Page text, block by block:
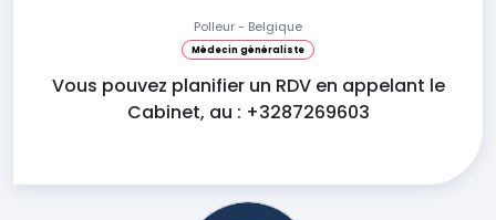
Polleur - Belgique
Médecin généraliste
Vous pouvez planifier un RDV en appelant le
Cabinet, au : +3287269603